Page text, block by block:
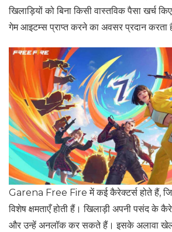
खिलाड़ियों को बिना किसी वास्तविक पैसा खर्च
गेम आइटम्स प्राप्त करने का अवसर प्रदान करता
Garena Free Fire में कई कैरेक्टर्स होते हैं,
विशेष क्षमताएँ होती हैं। खिलाड़ी अपनी पसंद के
और उन्हें अनलॉक कर सकते हैं। इसके अलावा